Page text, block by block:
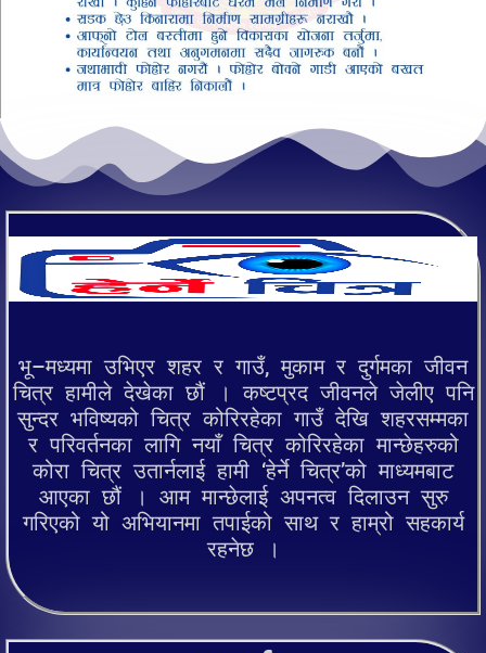
भू–मध्यमा उभिएर शहर र गाउँ, मुकाम र दुर्गमका जीवन
चित्र हामीले देखेका छौं । कष्टप्रद जीवनले जेलीए पनि
सुन्दर भविष्यको चित्र कोरिरहेका गाउँ देखि शहरसम्मका
र परिवर्तनका लागि नयाँ चित्र कोरिरहेका मान्छेहरुको
कोरा चित्र उतार्नलाई हामी ‘हेर्ने चित्र’को माध्यमबाट
आएका छौं । आम मान्छेलाई अपनत्व दिलाउन सुरु
गरिएको यो अभियानमा तपाईको साथ र हाम्रो सहकार्य
रहनेछ ।